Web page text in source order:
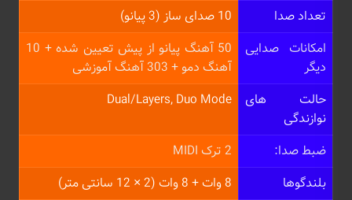
تعداد صدا
10 صدای ساز (3 پیانو)
امکانات صدایی
دیگر
50 آهنگ پیانو از پیش تعیین شده + 10
آهنگ دمو + 303 آهنگ آموزشی
حالت های
نوازندگی
Dual/Layers, Duo Mode
ضبط صدا:
2 ترک MIDI
بلندگوها
8 وات + 8 وات (2 × 12 سانتی متر)